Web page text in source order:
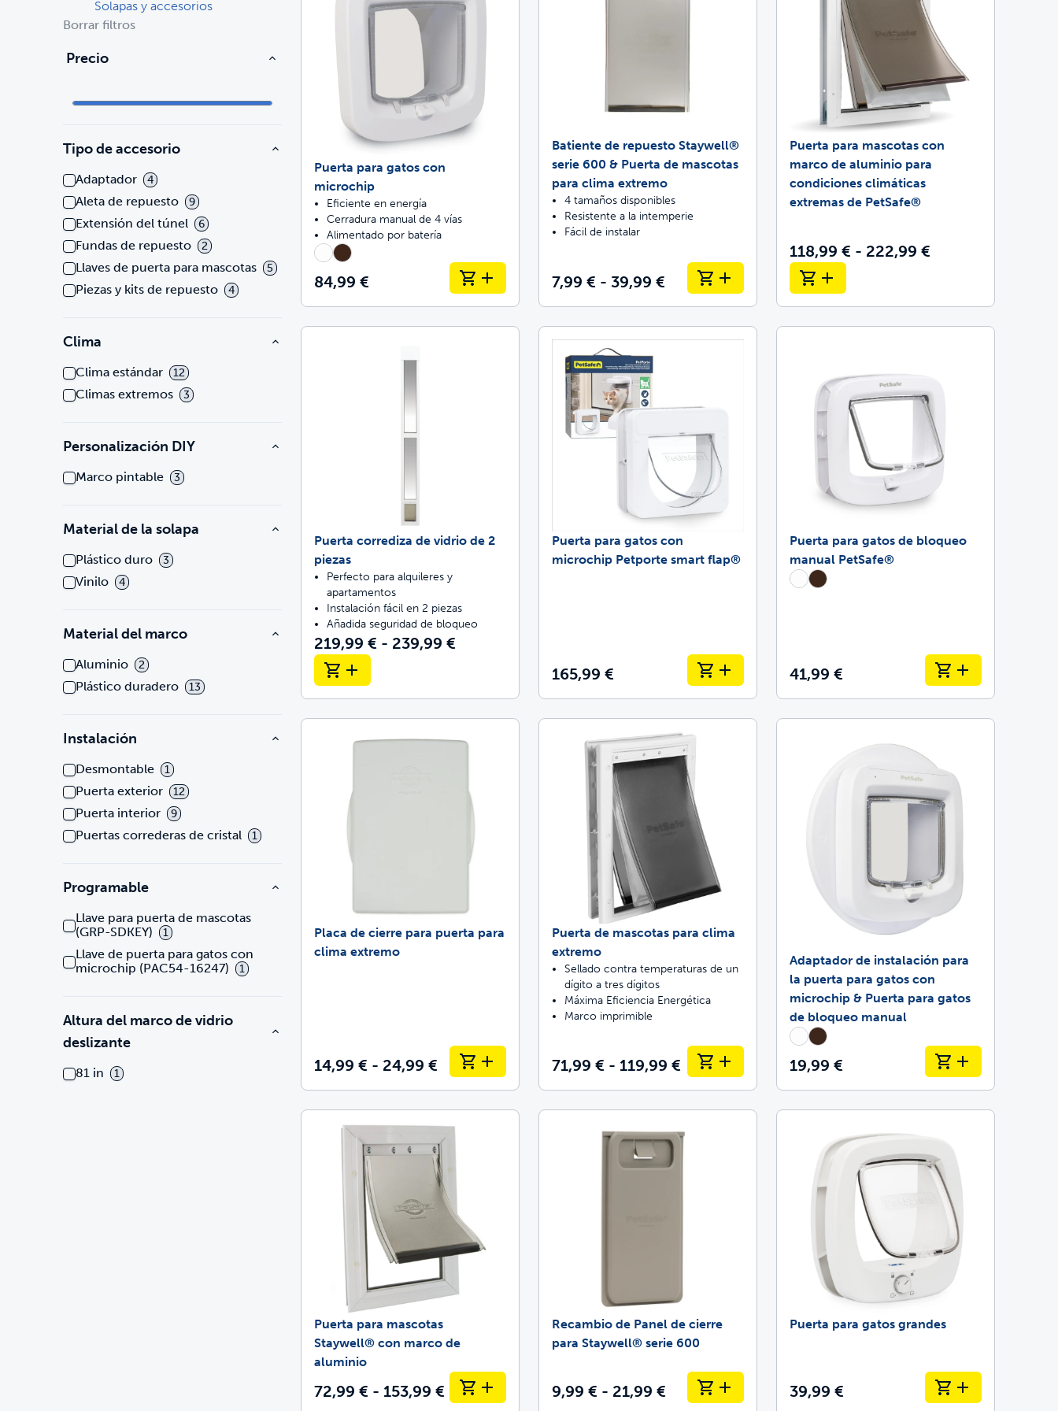
Solapas y accesorios
Borrar filtros
Precio
Tipo de accesorio
Adaptador 4
Aleta de repuesto 9
Extensión del túnel 6
Fundas de repuesto 2
Llaves de puerta para mascotas 5
Piezas y kits de repuesto 4
Clima
Clima estándar 12
Climas extremos 3
Personalización DIY
Marco pintable 3
Material de la solapa
Plástico duro 3
Vinilo 4
Material del marco
Aluminio 2
Plástico duradero 13
Instalación
Desmontable 1
Puerta exterior 12
Puerta interior 9
Puertas correderas de cristal 1
Programable
Llave para puerta de mascotas
(GRP-SDKEY)
1
Llave de puerta para gatos con
microchip (PAC54-16247)
1
Altura del marco de vidrio
deslizante
81 in 1
Puerta para gatos con
microchip
Eficiente en energía
Cerradura manual de 4 vías
Alimentado por batería
84,99 €
Batiente de repuesto Staywell®
serie 600 & Puerta de mascotas
para clima extremo
4 tamaños disponibles
Resistente a la intemperie
Fácil de instalar
7,99 € - 39,99 €
Puerta para mascotas con
marco de aluminio para
condiciones climáticas
extremas de PetSafe®
118,99 € - 222,99 €
Puerta corrediza de vidrio de 2
piezas
Perfecto para alquileres y
apartamentos
Instalación fácil en 2 piezas
Añadida seguridad de bloqueo
219,99 € - 239,99 €
Puerta para gatos con
microchip Petporte smart flap®
165,99 €
Puerta para gatos de bloqueo
manual PetSafe®
41,99 €
Placa de cierre para puerta para
clima extremo
14,99 € - 24,99 €
Puerta de mascotas para clima
extremo
Sellado contra temperaturas de un
dígito a tres dígitos
Máxima Eficiencia Energética
Marco imprimible
71,99 € - 119,99 €
Adaptador de instalación para
la puerta para gatos con
microchip & Puerta para gatos
de bloqueo manual
19,99 €
Puerta para mascotas
Staywell® con marco de
aluminio
72,99 € - 153,99 €
Recambio de Panel de cierre
para Staywell® serie 600
9,99 € - 21,99 €
Puerta para gatos grandes
39,99 €